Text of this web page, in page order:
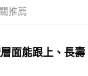
推薦
面能跟上、長壽